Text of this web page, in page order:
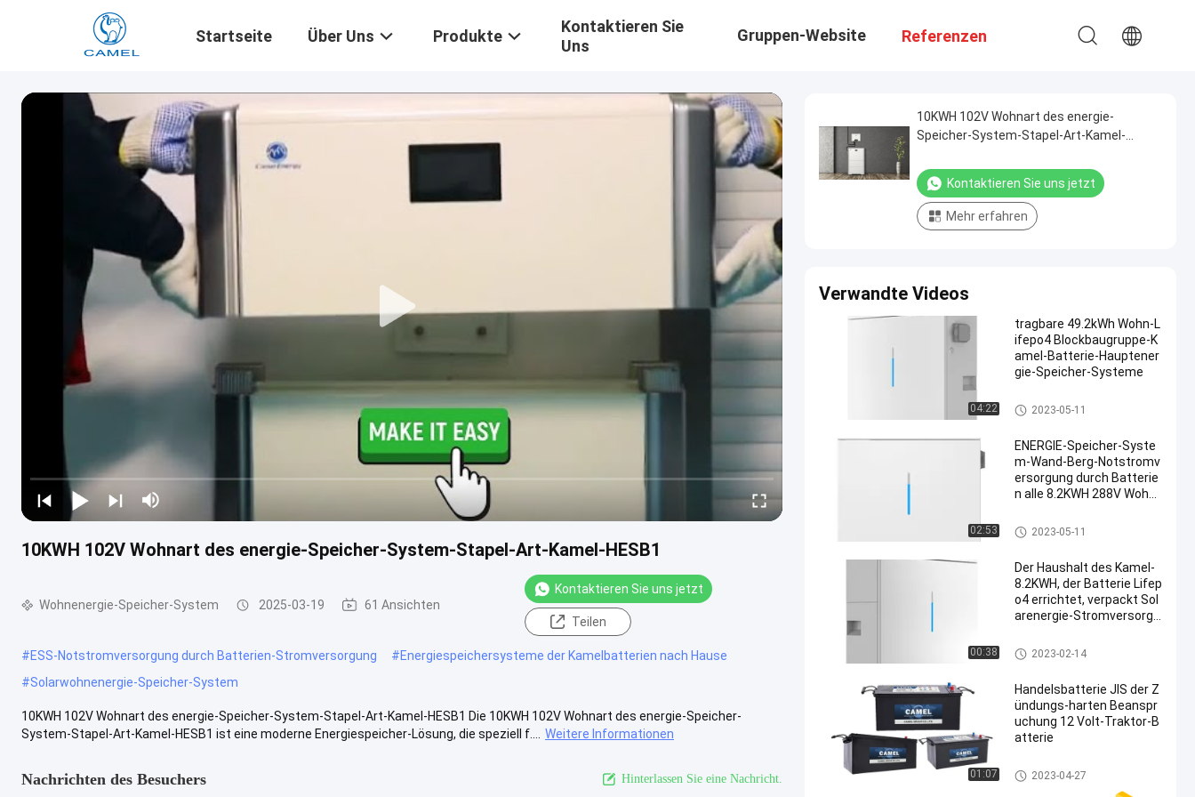
Startseite Über Uns Produkte
Kontaktieren Sie
Uns
Gruppen-Website Referenzen
10KWH 102V Wohnart des energie-Speicher-System-Stapel-Art-Kamel-HESB1
Wohnenergie-Speicher-System 2025-03-19 61 Ansichten
Kontaktieren Sie uns jetzt
Teilen
#ESS-Notstromversorgung durch Batterien-Stromversorgung #Energiespeichersysteme der Kamelbatterien nach Hause
#Solarwohnenergie-Speicher-System
10KWH 102V Wohnart des energie-Speicher-System-Stapel-Art-Kamel-HESB1 Die 10KWH 102V Wohnart des energie-Speicher-
System-Stapel-Art-Kamel-HESB1 ist eine moderne Energiespeicher-Lösung, die speziell f....
Weitere Informationen
Nachrichten des Besuchers Hinterlassen Sie eine Nachricht.
10KWH 102V Wohnart des energie-
Speicher-System-Stapel-Art-Kamel-
Kontaktieren Sie uns jetzt
Mehr erfahren
Verwandte Videos
04:22
tragbare 49.2kWh Wohn-L
ifepo4 Blockbaugruppe-K
amel-Batterie-Hauptener
gie-Speicher-Systeme
Wohnenergie-Speicher-System
2023-05-11
02:53
ENERGIE-Speicher-Syste
m-Wand-Berg-Notstromv
ersorgung durch Batterie
n alle 8.2KWH 288V Wohni
Wohnenergie-Speicher-System
2023-05-11
00:38
Der Haushalt des Kamel-
8.2KWH, der Batterie Lifep
o4 errichtet, verpackt Sol
arenergie-Stromversorgu
Wohnenergie-Speicher-System
2023-02-14
01:07
Handelsbatterie JIS der Z
ündungs-harten Beanspr
uchung 12 Volt-Traktor-B
atterie
Hochleistungs-LKW-Batterie
2023-04-27